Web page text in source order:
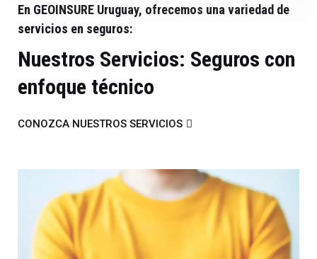
En GEOINSURE Uruguay, ofrecemos una variedad de
servicios en seguros:
Nuestros Servicios: Seguros con
enfoque técnico
CONOZCA NUESTROS SERVICIOS